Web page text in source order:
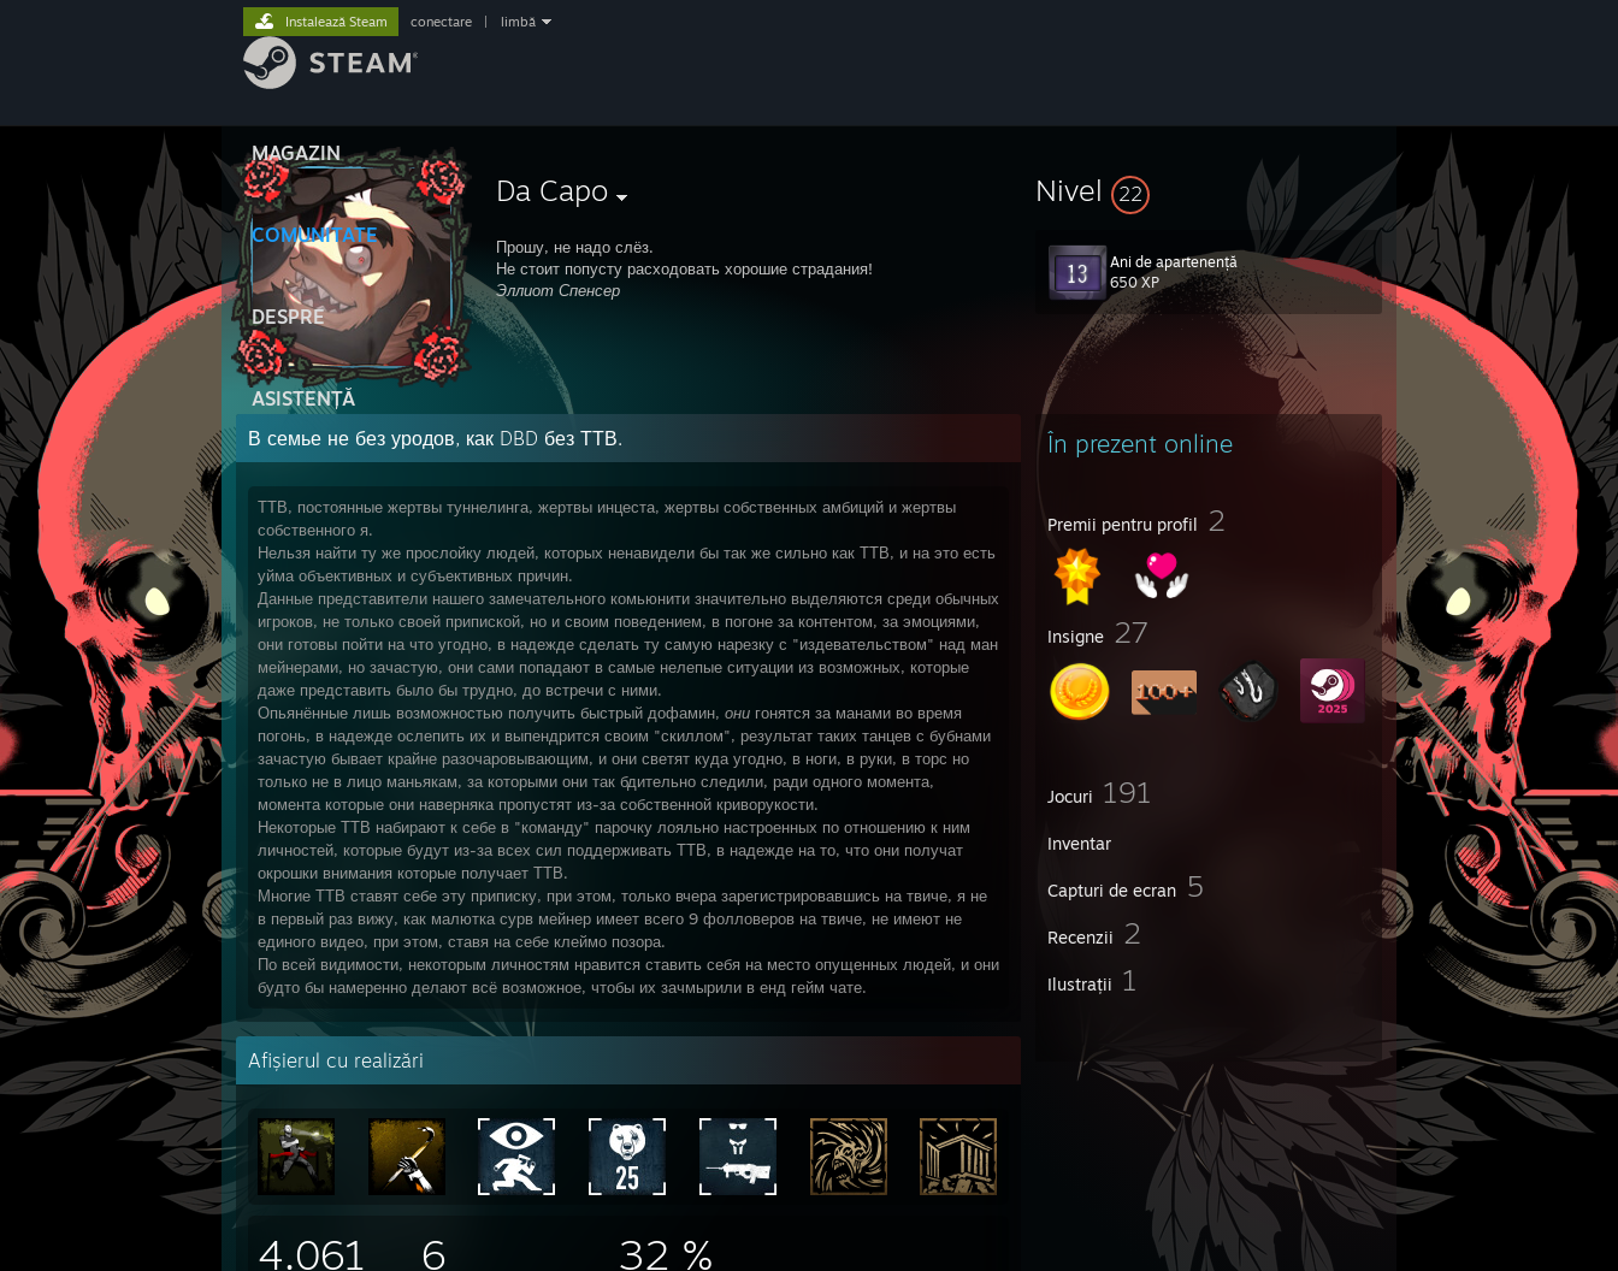
MAGAZIN
COMUNITATE
DESPRE
ASISTENȚĂ
Instalează Steam conectare limbă
Da Capo
Прошу, не надо слёз.
Не стоит попусту расходовать хорошие страдания!
Эллиот Спенсер
Nivel 22
Ani de apartenență
650 XP
În prezent online
Premii pentru profil 2
Insigne 27
Jocuri 191
Inventar
Capturi de ecran 5
Recenzii 2
Ilustrații 1
В семье не без уродов, как DBD без ТТВ.
ТТВ, постоянные жертвы туннелинга, жертвы инцеста, жертвы собственных амбиций и жертвы
собственного я.
Нельзя найти ту же прослойку людей, которых ненавидели бы так же сильно как ТТВ, и на это есть
уйма объективных и субъективных причин.
Данные представители нашего замечательного комьюнити значительно выделяются среди обычных
игроков, не только своей припиской, но и своим поведением, в погоне за контентом, за эмоциями,
они готовы пойти на что угодно, в надежде сделать ту самую нарезку с "издевательством" над ман
мейнерами, но зачастую, они сами попадают в самые нелепые ситуации из возможных, которые
даже представить было бы трудно, до встречи с ними.
Опьянённые лишь возможностью получить быстрый дофамин, они гонятся за манами во время
погонь, в надежде ослепить их и выпендрится своим "скиллом", результат таких танцев с бубнами
зачастую бывает крайне разочаровывающим, и они светят куда угодно, в ноги, в руки, в торс но
только не в лицо маньякам, за которыми они так бдительно следили, ради одного момента,
момента которые они наверняка пропустят из-за собственной криворукости.
Некоторые ТТВ набирают к себе в "команду" парочку лояльно настроенных по отношению к ним
личностей, которые будут из-за всех сил поддерживать ТТВ, в надежде на то, что они получат
окрошки внимания которые получает ТТВ.
Многие ТТВ ставят себе эту приписку, при этом, только вчера зарегистрировавшись на твиче, я не
в первый раз вижу, как малютка сурв мейнер имеет всего 9 фолловеров на твиче, не имеют не
единого видео, при этом, ставя на себе клеймо позора.
По всей видимости, некоторым личностям нравится ставить себя на место опущенных людей, и они
будто бы намеренно делают всё возможное, чтобы их зачмырили в енд гейм чате.
Afișierul cu realizări
4.061 6 32 %